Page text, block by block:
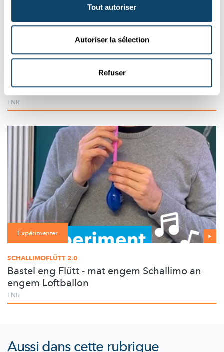
Tout autoriser
Autoriser la sélection
Refuser
Bau e Schnéimännchen ouni Schnéi – a looss
e schmëlzen
FNR
Expérimenter
SCHALLIMOFLÜTT 2.0
Bastel eng Flütt - mat engem Schallimo an
engem Loftballon
FNR
Aussi dans cette rubrique